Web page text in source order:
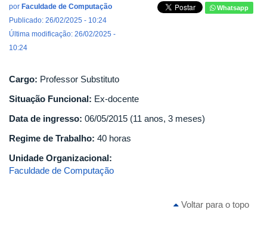
por Faculdade de Computação
Publicado: 26/02/2025 - 10:24
Última modificação: 26/02/2025 -
10:24
Whatsapp
Cargo: Professor Substituto
Situação Funcional: Ex-docente
Data de ingresso: 06/05/2015 (11 anos, 3 meses)
Regime de Trabalho: 40 horas
Unidade Organizacional:
Faculdade de Computação
Voltar para o topo